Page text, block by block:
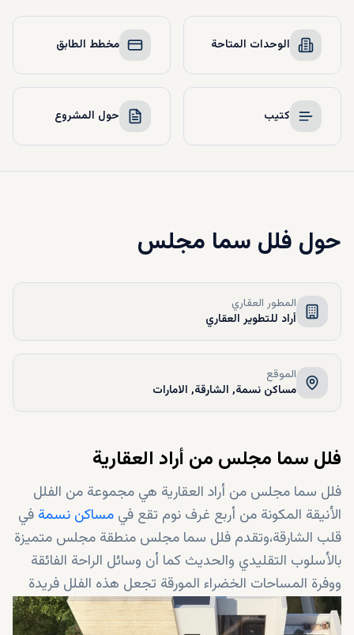
الوحدات المتاحة مخطط الطابق
كتيب حول المشروع
حول فلل سما مجلس
المطور العقاري
أراد للتطوير العقاري
الموقع
مساكن نسمة, الشارقة, الامارات
فلل سما مجلس من أراد العقارية
فلل سما مجلس من أراد العقارية هي مجموعة من الفلل
الأنيقة المكونة من أربع غرف نوم تقع في مساكن نسمة في
قلب الشارقة،وتقدم فلل سما مجلس منطقة مجلس متميزة
بالأسلوب التقليدي والحديث كما أن وسائل الراحة الفائقة
ووفرة المساحات الخضراء المورقة تجعل هذه الفلل فريدة
من نوعها.